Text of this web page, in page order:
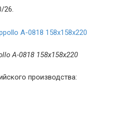
26.
A-0818 158х158х220
производства: